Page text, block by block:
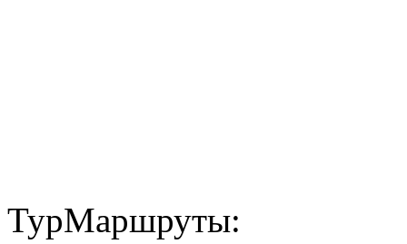
ТурМаршруты: